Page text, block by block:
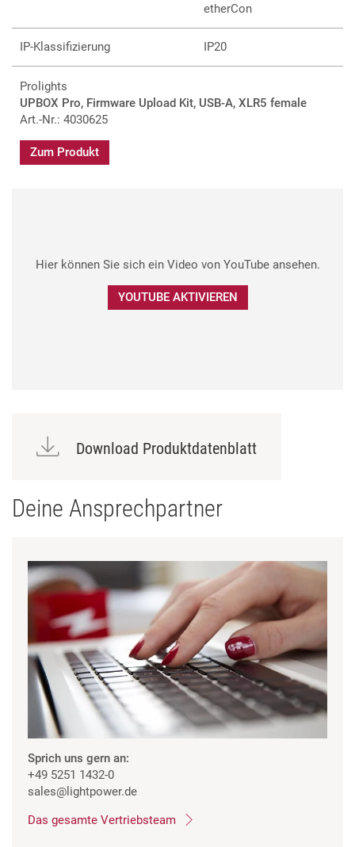
etherCon
IP-Klassifizierung IP20
Prolights
UPBOX Pro, Firmware Upload Kit, USB-A, XLR5 female
Art.-Nr.: 4030625
Zum Produkt
Hier können Sie sich ein Video von YouTube ansehen.
YOUTUBE AKTIVIEREN
Download Produktdatenblatt
Deine Ansprechpartner
Sprich uns gern an:
+49 5251 1432-0
sales@lightpower.de
Das gesamte Vertriebsteam